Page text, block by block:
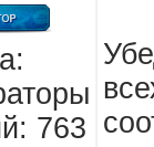
763